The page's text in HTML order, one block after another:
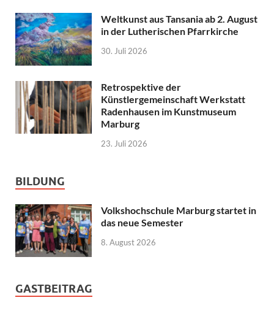
Weltkunst aus Tansania ab 2. August
in der Lutherischen Pfarrkirche
30. Juli 2026
Retrospektive der
Künstlergemeinschaft Werkstatt
Radenhausen im Kunstmuseum
Marburg
23. Juli 2026
BILDUNG
Volkshochschule Marburg startet in
das neue Semester
8. August 2026
GASTBEITRAG